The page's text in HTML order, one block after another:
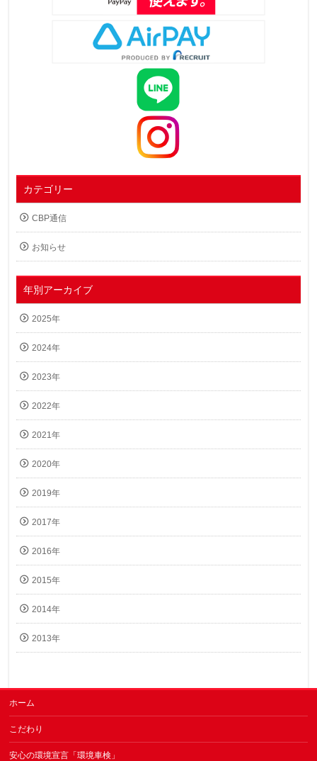
カテゴリー
CBP通信
お知らせ
年別アーカイブ
2025年
2024年
2023年
2022年
2021年
2020年
2019年
2017年
2016年
2015年
2014年
2013年
ホーム
こだわり
安心の環境宣言「環境車検」